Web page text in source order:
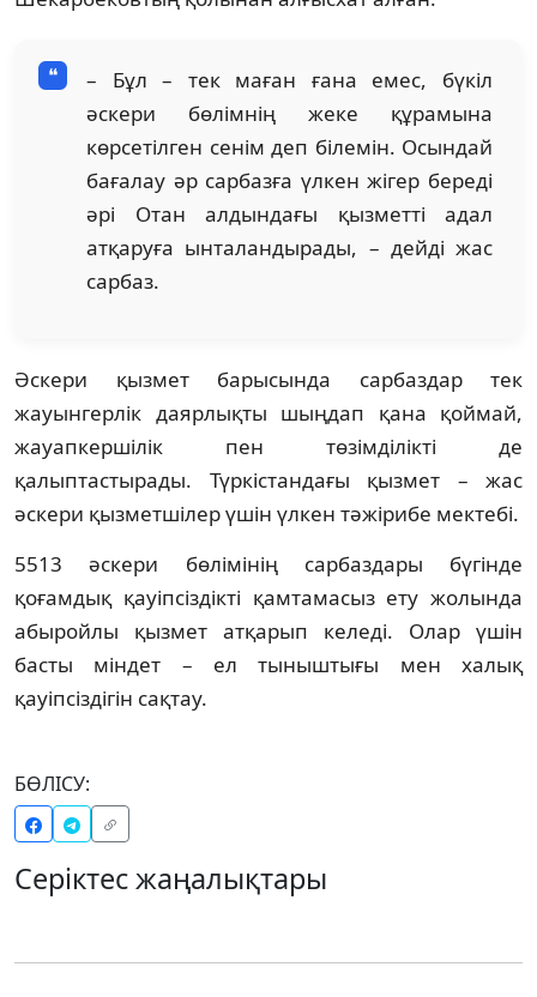
– Бұл – тек маған ғана емес, бүкіл
әскери бөлімнің жеке құрамына
көрсетілген сенім деп білемін. Осындай
бағалау әр сарбазға үлкен жігер береді
әрі Отан алдындағы қызметті адал
атқаруға ынталандырады, – дейді жас
сарбаз.
Әскери қызмет барысында сарбаздар тек
жауынгерлік даярлықты шыңдап қана қоймай,
жауапкершілік пен төзімділікті де
қалыптастырады. Түркістандағы қызмет – жас
әскери қызметшілер үшін үлкен тәжірибе мектебі.
5513 әскери бөлімінің сарбаздары бүгінде
қоғамдық қауіпсіздікті қамтамасыз ету жолында
абыройлы қызмет атқарып келеді. Олар үшін
басты міндет – ел тыныштығы мен халық
қауіпсіздігін сақтау.
БӨЛІСУ:
Серіктес жаңалықтары